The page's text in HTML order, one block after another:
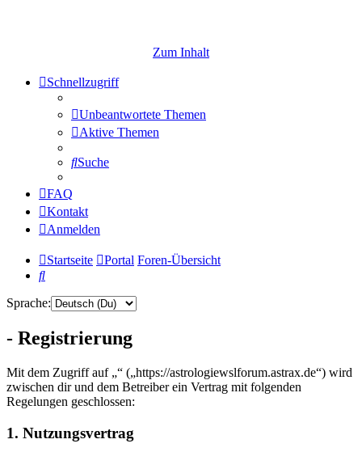
Zum Inhalt
Schnellzugriff
Unbeantwortete Themen
Aktive Themen
Suche
FAQ
Kontakt
Anmelden
Startseite Portal Foren-Übersicht
Suche
Sprache:
- Registrierung
Mit dem Zugriff auf „“ („https://astrologiewslforum.astrax.de“) wird
zwischen dir und dem Betreiber ein Vertrag mit folgenden
Regelungen geschlossen:
1. Nutzungsvertrag